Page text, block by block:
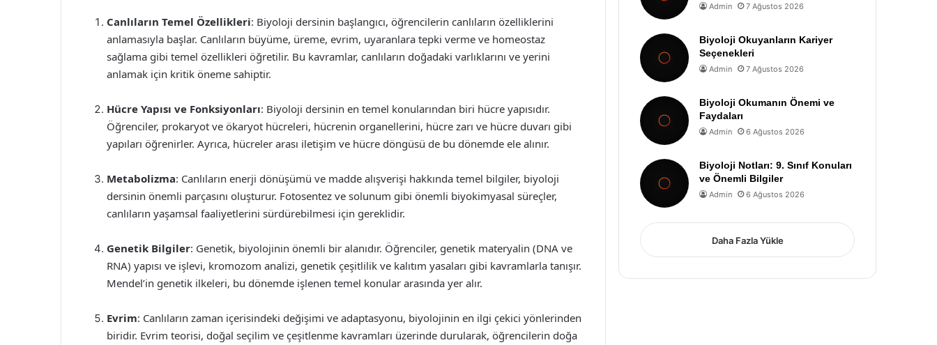
Canlıların Temel Özellikleri: Biyoloji dersinin başlangıcı, öğrencilerin canlıların özelliklerini
anlamasıyla başlar. Canlıların büyüme, üreme, evrim, uyaranlara tepki verme ve homeostaz
sağlama gibi temel özellikleri öğretilir. Bu kavramlar, canlıların doğadaki varlıklarını ve yerini
anlamak için kritik öneme sahiptir.
Hücre Yapısı ve Fonksiyonları: Biyoloji dersinin en temel konularından biri hücre yapısıdır.
Öğrenciler, prokaryot ve ökaryot hücreleri, hücrenin organellerini, hücre zarı ve hücre duvarı gibi
yapıları öğrenirler. Ayrıca, hücreler arası iletişim ve hücre döngüsü de bu dönemde ele alınır.
Metabolizma: Canlıların enerji dönüşümü ve madde alışverişi hakkında temel bilgiler, biyoloji
dersinin önemli parçasını oluşturur. Fotosentez ve solunum gibi önemli biyokimyasal süreçler,
canlıların yaşamsal faaliyetlerini sürdürebilmesi için gereklidir.
Genetik Bilgiler: Genetik, biyolojinin önemli bir alanıdır. Öğrenciler, genetik materyalin (DNA ve
RNA) yapısı ve işlevi, kromozom analizi, genetik çeşitlilik ve kalıtım yasaları gibi kavramlarla tanışır.
Mendel’in genetik ilkeleri, bu dönemde işlenen temel konular arasında yer alır.
Evrim: Canlıların zaman içerisindeki değişimi ve adaptasyonu, biyolojinin en ilgi çekici yönlerinden
biridir. Evrim teorisi, doğal seçilim ve çeşitlenme kavramları üzerinde durularak, öğrencilerin doğa
Admin 7 Ağustos 2026
Biyoloji Okuyanların Kariyer
Seçenekleri
Admin 7 Ağustos 2026
Biyoloji Okumanın Önemi ve
Faydaları
Admin 6 Ağustos 2026
Biyoloji Notları: 9. Sınıf Konuları
ve Önemli Bilgiler
Admin 6 Ağustos 2026
Daha Fazla Yükle